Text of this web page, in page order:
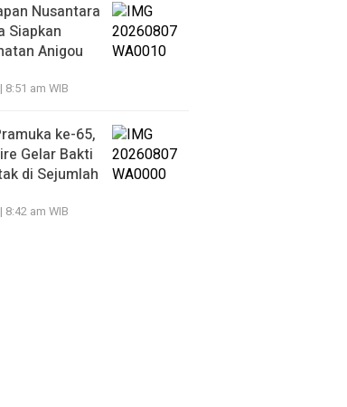
Nusantara
Siapkan
Anigou
am WIB
ke-65,
Gelar Bakti
di Sejumlah
am WIB